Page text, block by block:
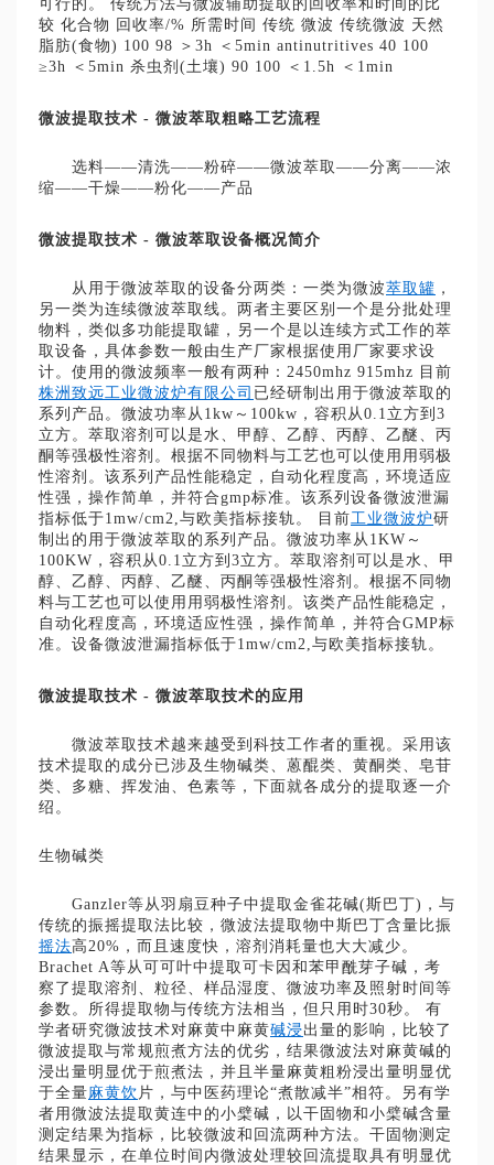
可行的。 传统方法与微波辅助提取的回收率和时间的比
较 化合物 回收率/% 所需时间 传统 微波 传统微波 天然
脂肪(食物) 100 98 ＞3h ＜5min antinutritives 40 100
≥3h ＜5min 杀虫剂(土壤) 90 100 ＜1.5h ＜1min
微波提取技术 - 微波萃取粗略工艺流程
选料——清洗——粉碎——微波萃取——分离——浓
缩——干燥——粉化——产品
微波提取技术 - 微波萃取设备概况简介
从用于微波萃取的设备分两类：一类为微波萃取罐 ，
另一类为连续微波萃取线。两者主要区别一个是分批处理
物料，类似多功能提取罐，另一个是以连续方式工作的萃
取设备，具体参数一般由生产厂家根据使用厂家要求设
计。使用的微波频率一般有两种：2450mhz 915mhz 目前
株洲致远工业微波炉有限公司 已经研制出用于微波萃取的
系列产品。微波功率从1kw～100kw，容积从0.1立方到3
立方。萃取溶剂可以是水、甲醇、乙醇、丙醇、乙醚、丙
酮等强极性溶剂。根据不同物料与工艺也可以使用用弱极
性溶剂。该系列产品性能稳定，自动化程度高，环境适应
性强，操作简单，并符合gmp标准。该系列设备微波泄漏
指标低于1mw/cm2,与欧美指标接轨。 目前工业微波炉研
制出的用于微波萃取的系列产品。微波功率从1KW～
100KW，容积从0.1立方到3立方。萃取溶剂可以是水、甲
醇、乙醇、丙醇、乙醚、丙酮等强极性溶剂。根据不同物
料与工艺也可以使用用弱极性溶剂。该类产品性能稳定，
自动化程度高，环境适应性强，操作简单，并符合GMP标
准。设备微波泄漏指标低于1mw/cm2,与欧美指标接轨。
微波提取技术 - 微波萃取技术的应用
微波萃取技术越来越受到科技工作者的重视。采用该
技术提取的成分已涉及生物碱类、蒽醌类、黄酮类、皂苷
类、多糖、挥发油、色素等，下面就各成分的提取逐一介
绍。
生物碱类‍
Ganzler等从羽扇豆种子中提取金雀花碱(斯巴丁)，与
传统的振摇提取法比较，微波法提取物中斯巴丁含量比振
摇法高20%，而且速度快，溶剂消耗量也大大减少。
Brachet A等从可可叶中提取可卡因和苯甲酰芽子碱，考
察了提取溶剂、粒径、样品湿度、微波功率及照射时间等
参数。所得提取物与传统方法相当，但只用时30秒。 有
学者研究微波技术对麻黄中麻黄碱浸出量的影响，比较了
微波提取与常规煎煮方法的优劣，结果微波法对麻黄碱的
浸出量明显优于煎煮法，并且半量麻黄粗粉浸出量明显优
于全量麻黄饮 片，与中医药理论“煮散减半”相符。另有学
者用微波法提取黄连中的小檗碱，以干固物和小檗碱含量
测定结果为指标，比较微波和回流两种方法。干固物测定
结果显示，在单位时间内微波处理较回流提取具有明显优